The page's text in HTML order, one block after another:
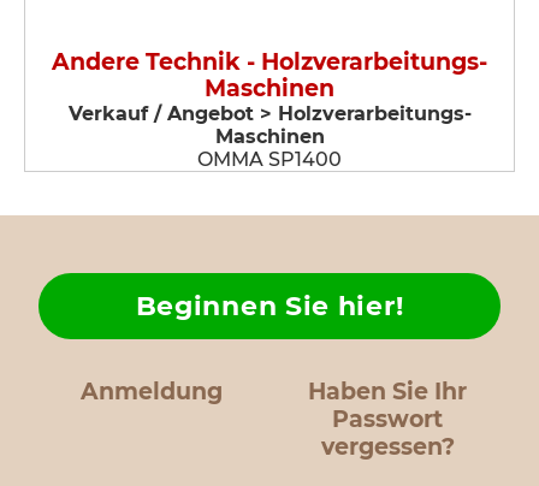
Andere Technik - Holzverarbeitungs-
Maschinen
Verkauf / Angebot > Holzverarbeitungs-
Maschinen
OMMA SP1400
Anmeldung
Haben Sie Ihr
Passwort
vergessen?
Beginnen Sie hier!